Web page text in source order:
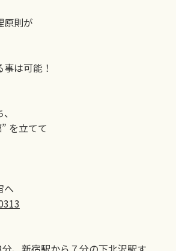
原則が
は可能！
を立てて
へ